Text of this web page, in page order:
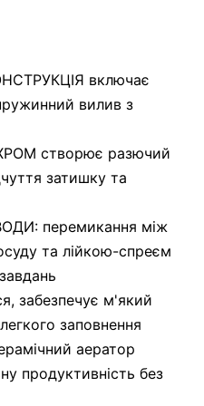
включає
вилив з
створює разючий
затишку та
перемикання між
та лійкою-спреєм
забезпечує м'який
заповнення
аератор
продуктивність без